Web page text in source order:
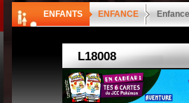
ENFANTS ENFANCE